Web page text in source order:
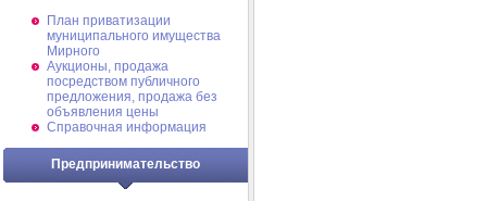
План приватизации
муниципального имущества
Мирного
Аукционы, продажа
посредством публичного
предложения, продажа без
объявления цены
Справочная информация
Предпринимательство